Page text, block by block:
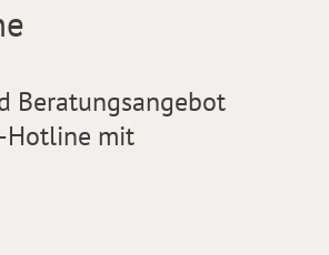
Beratungsangebot
Hotline mit